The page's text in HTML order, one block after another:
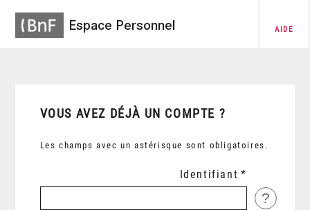
Espace Personnel AIDE
VOUS AVEZ DÉJÀ UN COMPTE ?
Les champs avec un astérisque sont obligatoires.
Identifiant
?